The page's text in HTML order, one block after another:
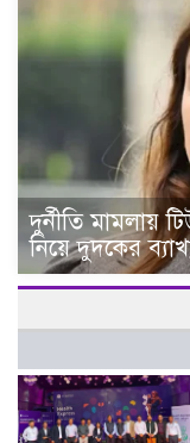
দুর্নীতি মামলায়
নিয়ে দুদকের